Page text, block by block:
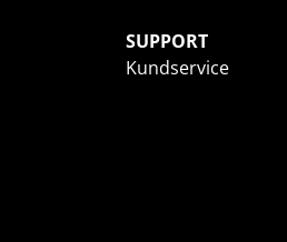
SUPPORT
Kundservice